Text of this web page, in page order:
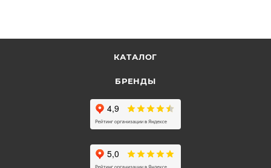
КАТАЛОГ
БРЕНДЫ